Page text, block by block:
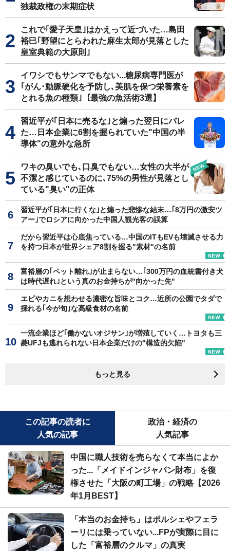
独裁政権の末期症状
これで｢愛子天皇｣はかえって近づいた…島田
裕巳｢野望にとらわれた麻生太郎が見落とした
皇室典範の大原則｣
イワシでもサンマでもない...糖尿病専門医が
｢がん･動脈硬化を予防し､美肌を保つ栄養素を
とれる魚の種類｣【最強の魚活術3選】
習近平が｢日本に売るな｣と煽った翌日にバレ
た…日本企業に6割を握られていた"中国の半
導体"の意外な急所
ワキの臭いでも､口臭でもない…女性の大半が
不潔と感じているのに､75%の男性が見落とし
ている"臭い"の正体
習近平が｢日本に行くな｣と煽った悲惨な結末…｢8万円の激安ツ
アー｣でロシアに向かった中国人観光客の誤算
だから習近平は心底焦っている…中国のITもEVも壊滅させる力
を持つ日本が世界シェア8割を握る"素材"の名前
富裕層の｢ペット離れ｣が止まらない…｢300万円の血統書付き犬
は時代遅れ｣という真のお金持ちが"向かった先"
エビやカニを想わせる濃密な旨味とコク…近所の公園でタダで
採れる｢今が旬｣な高級食材の名前
一流企業ほど｢働かないオジサン｣が増殖していく…トヨタも三
菱UFJも逃れられない日本企業だけの"構造的欠陥"
もっと見る
この記事の読者に
人気の記事
政治・経済の
人気記事
中国に職人技術を売らなくて本当によか
った...「メイドインジャパン財布」を復
権させた「大阪の町工場」の戦略【2026
年1月BEST】
「本当のお金持ち」はポルシェやフェラ
ーリには乗っていない...FPが実際に目に
した「富裕層のクルマ」の真実